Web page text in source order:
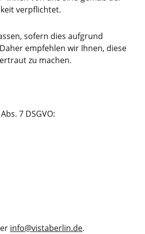
verpflichtet.
sofern dies aufgrund
empfehlen wir Ihnen, diese
zu machen.
7 DSGVO:
info@vistaberlin.de.